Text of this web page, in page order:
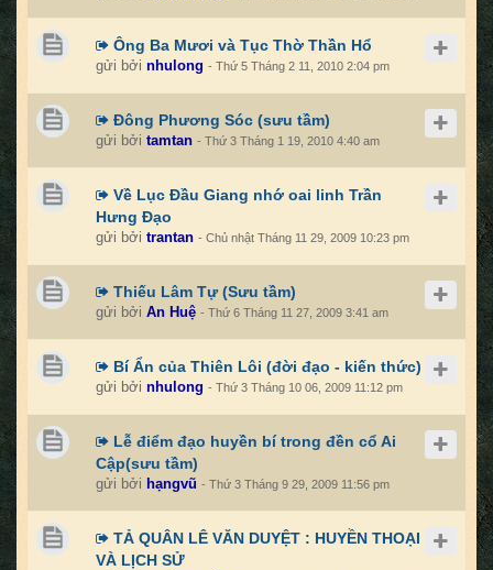
Ông Ba Mươi và Tục Thờ Thần Hổ
gửi bởi nhulong - Thứ 5 Tháng 2 11, 2010 2:04 pm
Đông Phương Sóc (sưu tầm)
gửi bởi tamtan - Thứ 3 Tháng 1 19, 2010 4:40 am
Về Lục Đầu Giang nhớ oai linh Trần
Hưng Đạo
gửi bởi trantan - Chủ nhật Tháng 11 29, 2009 10:23 pm
Thiếu Lâm Tự (Sưu tầm)
gửi bởi An Huệ - Thứ 6 Tháng 11 27, 2009 3:41 am
Bí Ẩn của Thiên Lôi (đời đạo - kiến thức)
gửi bởi nhulong - Thứ 3 Tháng 10 06, 2009 11:12 pm
Lễ điểm đạo huyền bí trong đền cổ Ai
Cập(sưu tầm)
gửi bởi hạngvũ - Thứ 3 Tháng 9 29, 2009 11:56 pm
TẢ QUÂN LÊ VĂN DUYỆT : HUYỀN THOẠI
VÀ LỊCH SỬ